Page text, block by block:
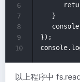
   }
});
6
7
8
9
10
以上程序中